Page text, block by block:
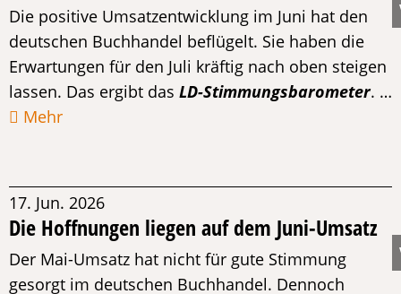
Die positive Umsatzentwicklung im Juni hat den
deutschen Buchhandel beflügelt. Sie haben die
Erwartungen für den Juli kräftig nach oben steigen
lassen. Das ergibt das LD-Stimmungsbarometer. …
Mehr
17. Jun. 2026
Die Hoffnungen liegen auf dem Juni-Umsatz
Der Mai-Umsatz hat nicht für gute Stimmung
gesorgt im deutschen Buchhandel. Dennoch